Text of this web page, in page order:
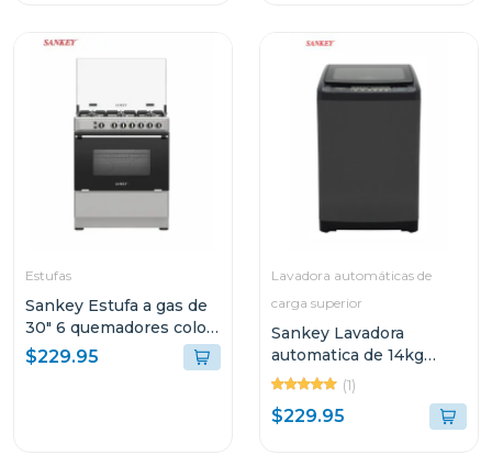
Estufas
Sankey Estufa a gas de
30" 6 quemadores color
gris berta
$229.95
Lavadora automáticas de
carga superior
Sankey Lavadora
automatica de 14kg
wma1491 (1)
$229.95